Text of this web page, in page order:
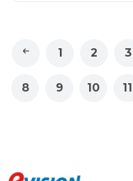
1 2 3
8 9 10 11